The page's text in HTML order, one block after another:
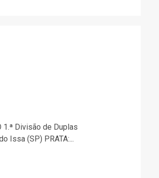
1.ª Divisão de Duplas
Issa (SP) PRATA:...